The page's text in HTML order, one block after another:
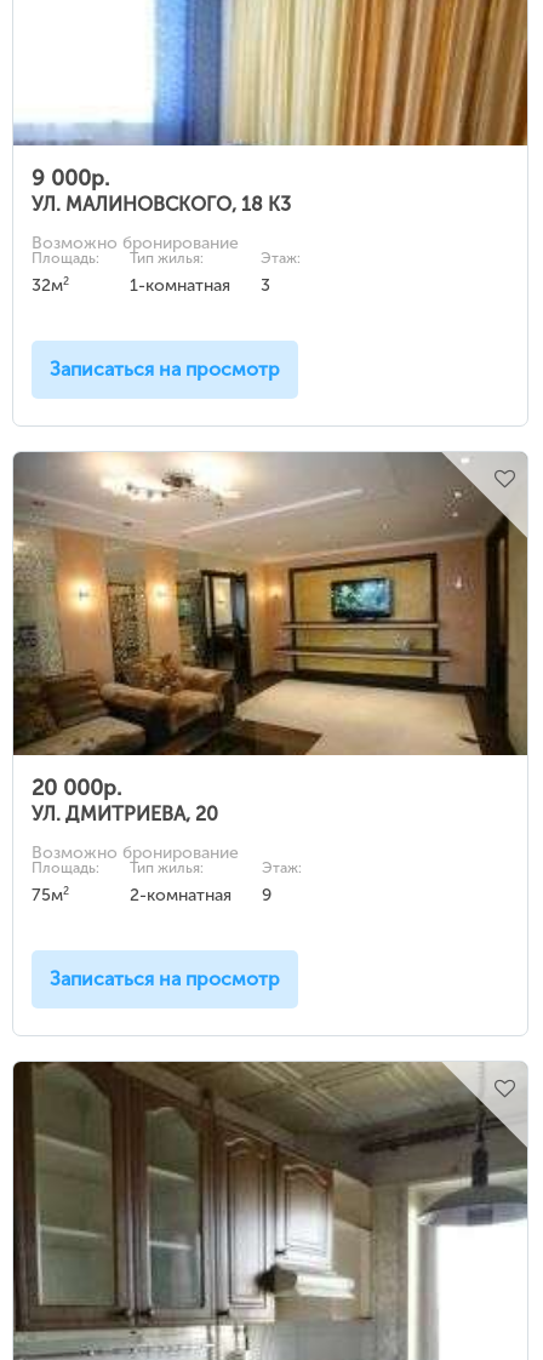
9 000р.
УЛ. МАЛИНОВСКОГО, 18 К3
Возможно бронирование
Площадь:
32м2
Тип жилья:
1-комнатная
Этаж:
3
Записаться на просмотр
20 000р.
УЛ. ДМИТРИЕВА, 20
Возможно бронирование
Площадь:
75м2
Тип жилья:
2-комнатная
Этаж:
9
Записаться на просмотр